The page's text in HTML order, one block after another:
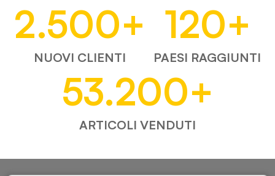
2.500+
NUOVI CLIENTI
120+
PAESI RAGGIUNTI
53.200+
ARTICOLI VENDUTI